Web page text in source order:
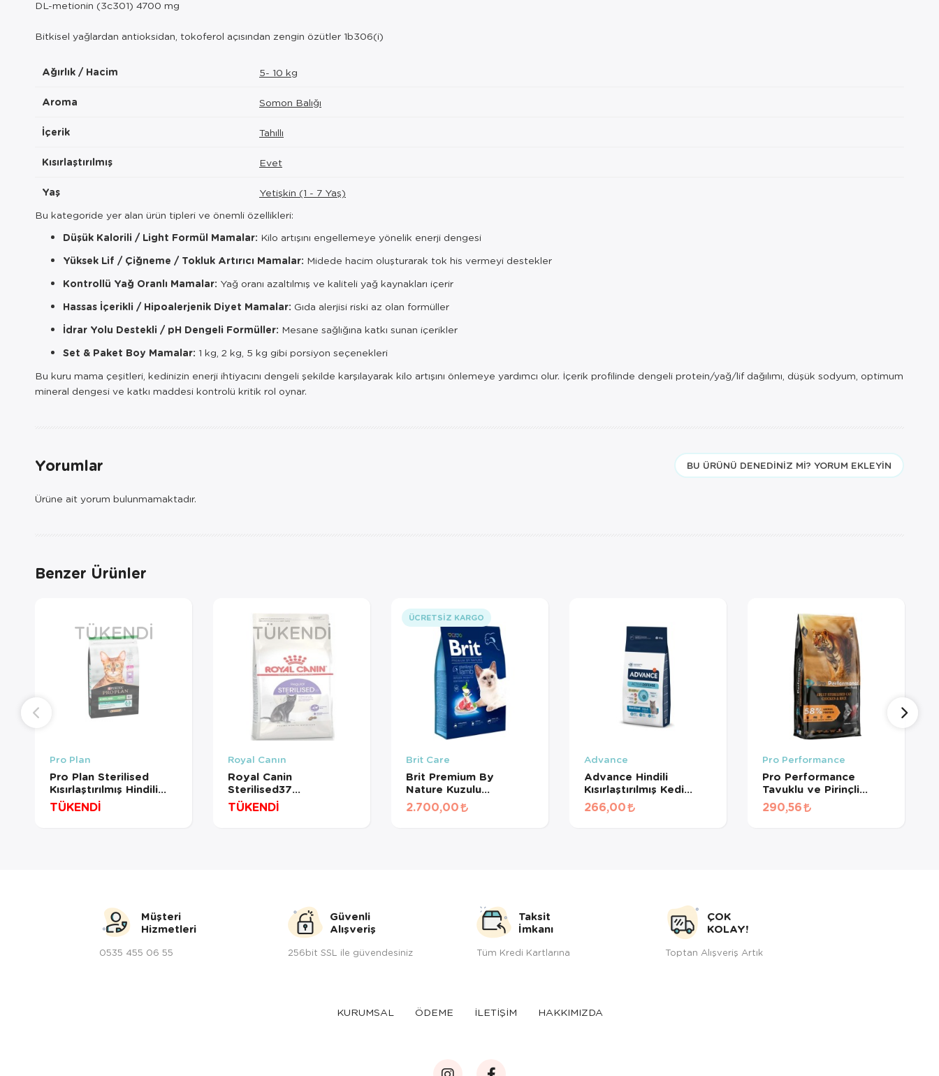
DL-metionin (3c301) 4700 mg
Bitkisel yağlardan antioksidan, tokoferol açısından zengin özütler 1b306(i)
Ağırlık / Hacim 5- 10 kg
Aroma Somon Balığı
İçerik Tahıllı
Kısırlaştırılmış Evet
Yaş
Yetişkin (1 - 7 Yaş)
Bu kategoride yer alan ürün tipleri ve önemli özellikleri:
Düşük Kalorili / Light Formül Mamalar: Kilo artışını engellemeye yönelik enerji dengesi
Yüksek Lif / Çiğneme / Tokluk Artırıcı Mamalar: Midede hacim oluşturarak tok his vermeyi destekler
Kontrollü Yağ Oranlı Mamalar: Yağ oranı azaltılmış ve kaliteli yağ kaynakları içerir
Hassas İçerikli / Hipoalerjenik Diyet Mamalar: Gıda alerjisi riski az olan formüller
İdrar Yolu Destekli / pH Dengeli Formüller: Mesane sağlığına katkı sunan içerikler
Set & Paket Boy Mamalar: 1 kg, 2 kg, 5 kg gibi porsiyon seçenekleri
Bu kuru mama çeşitleri, kedinizin enerji ihtiyacını dengeli şekilde karşılayarak kilo artışını önlemeye yardımcı olur. İçerik profilinde dengeli protein/yağ/lif dağılımı, düşük sodyum, optimum
mineral dengesi ve katkı maddesi kontrolü kritik rol oynar.
Yorumlar BU ÜRÜNÜ DENEDINIZ MI? YORUM EKLEYIN
Ürüne ait yorum bulunmamaktadır.
Benzer Ürünler
TÜKENDI
Pro Plan
Pro Plan Sterilised
Kısırlaştırılmış Hindili
Kedi Maması 3 Kg
TÜKENDİ
TÜKENDI
Royal Canın
Royal Canin
Sterilised37
Kısırlaştırılmış Kedi
Maması 10Kg
TÜKENDİ
ÜCRETSIZ KARGO
Brit Care
Brit Premium By
Nature Kuzulu
Kısırlaştırılmış Kedi
Maması 8 Kg
2.700,00
Advance
Advance Hindili
Kısırlaştırılmış Kedi
Maması (500 GR
BÖLÜNMÜŞ)
266,00
Pro Performance
Pro Performance
Tavuklu ve Pirinçli
Kısırlaştırılmış Kedi
Maması (1 KG
290,56
Müşteri
Hizmetleri
0535 455 06 55
Güvenli
Alışveriş
256bit SSL ile güvendesiniz
Taksit
İmkanı
Tüm Kredi Kartlarına
ÇOK
KOLAY!
Toptan Alışveriş Artık
KURUMSAL ÖDEME İLETİŞİM HAKKIMIZDA